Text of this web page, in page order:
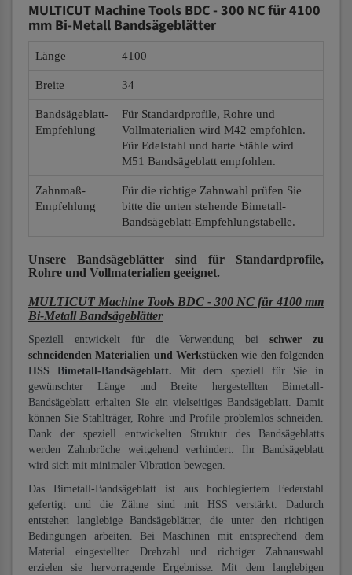
MULTICUT Machine Tools BDC - 300 NC für 4100
mm Bi-Metall Bandsägeblätter
Länge 4100
Breite 34
Bandsägeblatt-
Empfehlung
Für Standardprofile, Rohre und
Vollmaterialien wird M42 empfohlen.
Für Edelstahl und harte Stähle wird
M51 Bandsägeblatt empfohlen.
Zahnmaß-
Empfehlung
Für die richtige Zahnwahl prüfen Sie
bitte die unten stehende Bimetall-
Bandsägeblatt-Empfehlungstabelle.
Unsere Bandsägeblätter sind für Standardprofile,
Rohre und Vollmaterialien geeignet.
MULTICUT Machine Tools BDC - 300 NC für 4100 mm
Bi-Metall Bandsägeblätter
Speziell entwickelt für die Verwendung beischwer zu
schneidenden Materialien und Werkstücken wie den folgenden
HSS Bimetall-Bandsägeblatt. Mit dem speziell für Sie in
gewünschter Länge und Breite hergestellten Bimetall-
Bandsägeblatt erhalten Sie ein vielseitiges Bandsägeblatt. Damit
können Sie Stahlträger, Rohre und Profile problemlos schneiden.
Dank der speziell entwickelten Struktur des Bandsägeblatts
werden Zahnbrüche weitgehend verhindert. Ihr Bandsägeblatt
wird sich mit minimaler Vibration bewegen.
Das Bimetall-Bandsägeblatt ist aus hochlegiertem Federstahl
gefertigt und die Zähne sind mit HSS verstärkt. Dadurch
entstehen langlebige Bandsägeblätter, die unter den richtigen
Bedingungen arbeiten. Bei Maschinen mit entsprechend dem
Material eingestellter Drehzahl und richtiger Zahnauswahl
erzielen sie hervorragende Ergebnisse. Mit dem langlebigen